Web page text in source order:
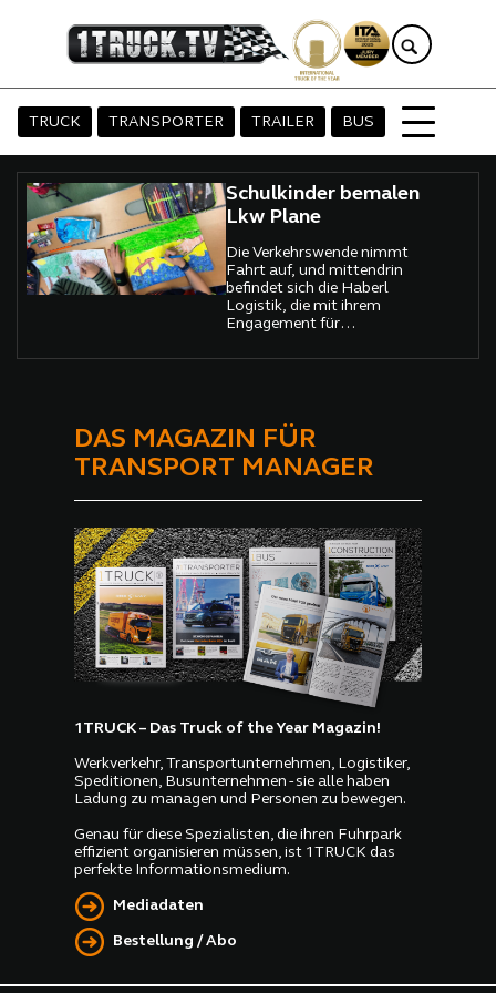
TRUCK TRANSPORTER TRAILER BUS
Schulkinder bemalen
Lkw Plane
Die Verkehrswende nimmt
Fahrt auf, und mittendrin
befindet sich die Haberl
Logistik, die mit ihrem
Engagement für
ungewöhnlichen
Hand in Hand gehen
können.
DAS MAGAZIN FÜR
TRANSPORT MANAGER
1TRUCK – Das Truck of the Year Magazin!
Werkverkehr, Transportunternehmen, Logistiker,
Speditionen, Busunternehmen - sie alle haben
Ladung zu managen und Personen zu bewegen.
Genau für diese Spezialisten, die ihren Fuhrpark
effizient organisieren müssen, ist 1TRUCK das
perfekte Informationsmedium.
Mediadaten
Bestellung / Abo